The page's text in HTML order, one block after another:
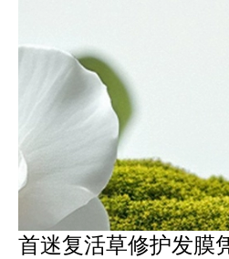
首迷复活草修护发膜